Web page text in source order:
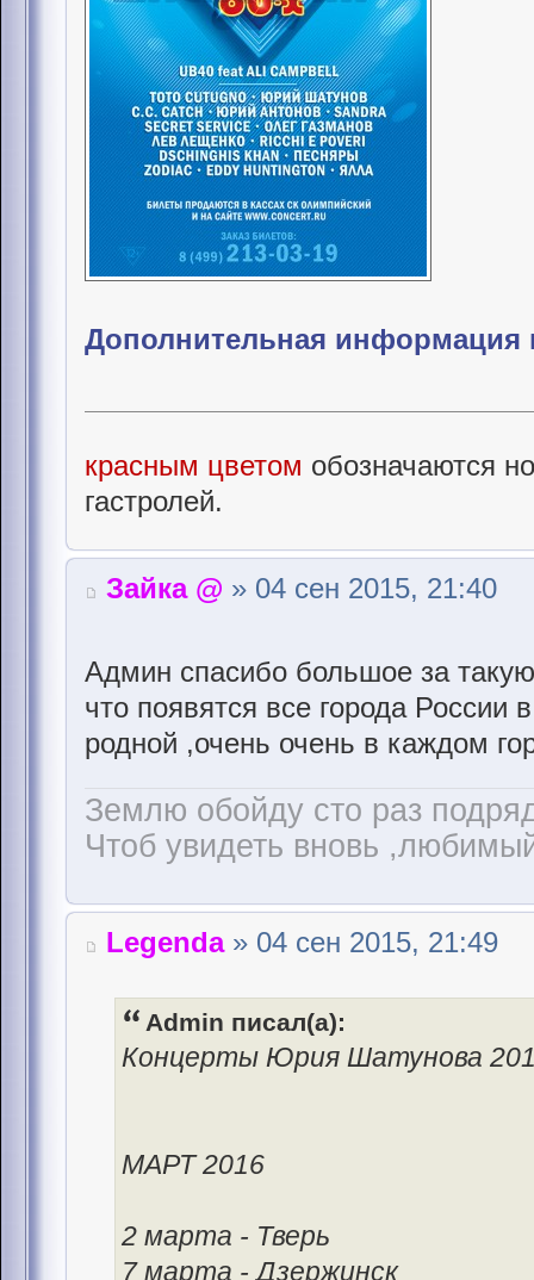
Дополнительная информация
красным цветом обозначаются
гастролей.
Зайка @ » 04 сен 2015, 21:40
Админ спасибо большое за
что появятся все города
родной ,очень очень в каждом
Землю обойду сто раз
Чтоб увидеть вновь
Legenda» 04 сен 2015, 21:49
Admin писал(а):
Концерты Юрия Шатунова
МАРТ 2016
2 марта - Тверь
7 марта - Дзержинск